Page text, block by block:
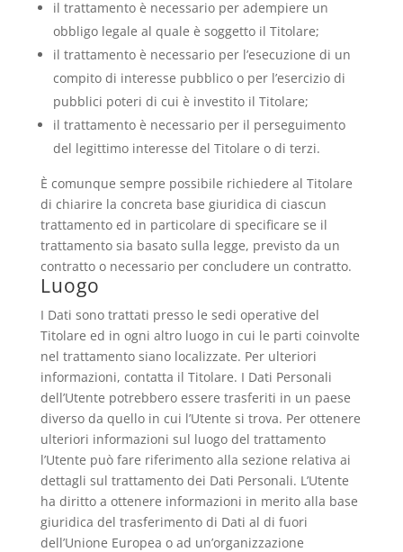
il trattamento è necessario per adempiere un
obbligo legale al quale è soggetto il Titolare;
il trattamento è necessario per l’esecuzione di un
compito di interesse pubblico o per l’esercizio di
pubblici poteri di cui è investito il Titolare;
il trattamento è necessario per il perseguimento
del legittimo interesse del Titolare o di terzi.
È comunque sempre possibile richiedere al Titolare
di chiarire la concreta base giuridica di ciascun
trattamento ed in particolare di specificare se il
trattamento sia basato sulla legge, previsto da un
contratto o necessario per concludere un contratto.
Luogo
I Dati sono trattati presso le sedi operative del
Titolare ed in ogni altro luogo in cui le parti coinvolte
nel trattamento siano localizzate. Per ulteriori
informazioni, contatta il Titolare. I Dati Personali
dell’Utente potrebbero essere trasferiti in un paese
diverso da quello in cui l’Utente si trova. Per ottenere
ulteriori informazioni sul luogo del trattamento
l’Utente può fare riferimento alla sezione relativa ai
dettagli sul trattamento dei Dati Personali. L’Utente
ha diritto a ottenere informazioni in merito alla base
giuridica del trasferimento di Dati al di fuori
dell’Unione Europea o ad un’organizzazione